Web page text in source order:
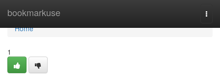
bookmarkuse
Home
Home
1